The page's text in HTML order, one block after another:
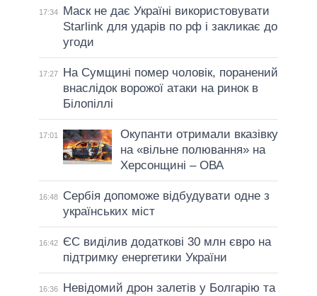
17:34
Маск не дає Україні використовувати
Starlink для ударів по рф і закликає до
угоди
17:27
На Сумщині помер чоловік, поранений
внаслідок ворожої атаки на ринок в
Білопіллі
17:01
Окупанти отримали вказівку
на «вільне полювання» на
Херсонщині – ОВА
16:48
Сербія допоможе відбудувати одне з
українських міст
16:42
ЄС виділив додаткові 30 млн євро на
підтримку енергетики України
16:36
Невідомий дрон залетів у Болгарію та